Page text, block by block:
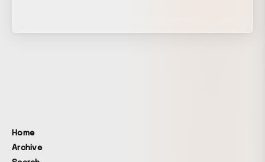
Home
Archive